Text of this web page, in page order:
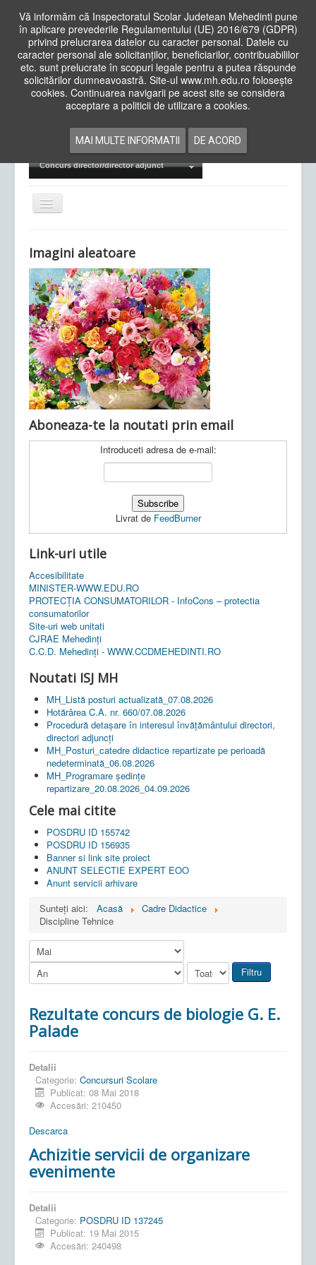
Vă informăm că Inspectoratul Scolar Judetean Mehedinti pune
în aplicare prevederile Regulamentului (UE) 2016/679 (GDPR)
privind prelucrarea datelor cu caracter personal. Datele cu
caracter personal ale solicitanților, beneficiarilor, contribuabililor
etc. sunt prelucrate în scopuri legale pentru a putea răspunde
solicitărilor dumneavoastră. Site-ul www.mh.edu.ro folosește
cookies. Continuarea navigarii pe acest site se considera
acceptare a politicii de utilizare a cookies.
MAI MULTE INFORMATII DE ACORD
Cauta
in
siteAcasa Cadre Didactice
Examene Naționale
Concurs director/director adjunct
Comută
navigarea
Ultimele articole: Vi, 04.11.2022 -Inspectoratul Școlar
Județean Mehedinți
Imagini aleatoare
Aboneaza-te la noutati prin email
Introduceti adresa de e-mail:
Livrat de FeedBurner
Link-uri utile
Accesibilitate
MINISTER-WWW.EDU.RO
PROTECȚIA CONSUMATORILOR - InfoCons – protectia
consumatorilor
Site-uri web unitati
CJRAE Mehedinți
C.C.D. Mehedinţi - WWW.CCDMEHEDINTI.RO
Noutati ISJ MH
MH_Listă posturi actualizată_07.08.2026
Hotărârea C.A. nr. 660/07.08.2026
Procedură detașare în interesul învățământului directori,
directori adjuncți
MH_Posturi_catedre didactice repartizate pe perioadă
nedeterminată_06.08.2026
MH_Programare ședințe
repartizare_20.08.2026_04.09.2026
Cele mai citite
POSDRU ID 155742
POSDRU ID 156935
Banner si link site proiect
ANUNT SELECTIE EXPERT EOO
Anunt servicii arhivare
Sunteți aici:
Acasă
Cadre Didactice
Discipline Tehnice
Filtru
Rezultate concurs de biologie G. E.
Palade
Detalii
Categorie: Concursuri Scolare
Publicat: 08 Mai 2018
Accesări: 210450
Descarca
Achizitie servicii de organizare
evenimente
Detalii
Categorie: POSDRU ID 137245
Publicat: 19 Mai 2015
Accesări: 240498